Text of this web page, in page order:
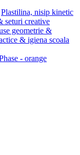
Plastilina, nisip kinetic
seturi creative
geometrie &
& igiena scoala
- orange